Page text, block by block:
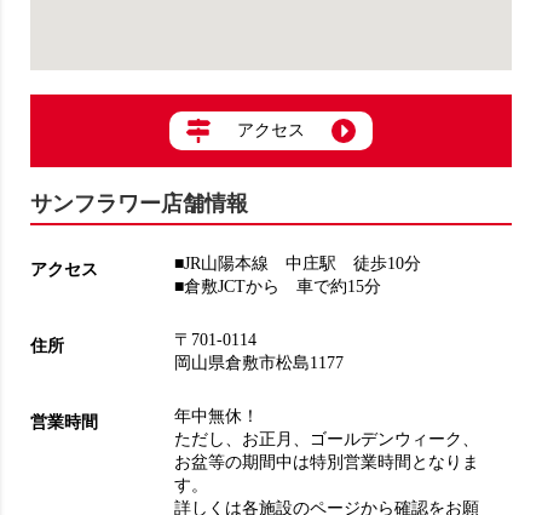
アクセス
サンフラワー店舗情報
アクセス
■JR山陽本線 中庄駅 徒歩10分
■倉敷JCTから 車で約15分
住所
〒701-0114
岡山県倉敷市松島1177
営業時間
年中無休！
ただし、お正月、ゴールデンウィーク、
お盆等の期間中は特別営業時間となりま
す。
詳しくは各施設のページから確認をお願